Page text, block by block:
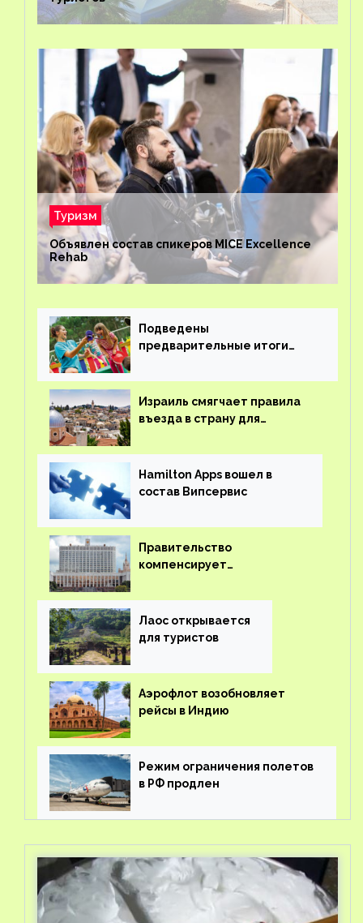
Туризм
Объявлен состав спикеров MICE Excellence
Rehab
Подведены
предварительные итоги
Израиль смягчает правила
въезда в страну для
Hamilton Apps вошел в
состав Випсервис
Правительство
компенсирует
вывоз россиян из-за рубежа
Лаос открывается
для туристов
Аэрофлот возобновляет
рейсы в Индию
Режим ограничения полетов
в РФ продлен